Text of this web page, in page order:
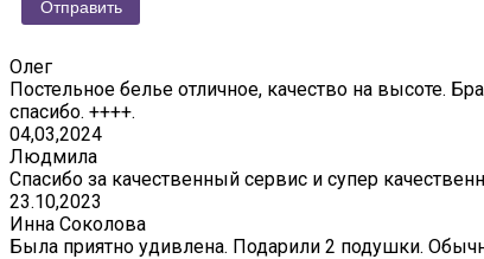
Олег
Постельное белье отличное, качество на высоте.
спасибо. ++++.
04,03,2024
Людмила
Спасибо за качественный сервис и супер
23.10,2023
Инна Соколова
Была приятно удивлена. Подарили 2 подушки.